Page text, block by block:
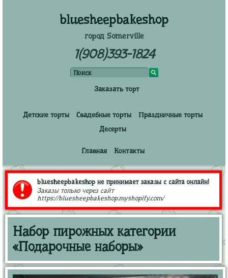
bluesheepbakeshop
город Somerville
1(908)393-1824
Заказать торт
Детские торты Свадебные торты
Праздничные торты
Десерты
Главная Контакты
bluesheepbakeshop не принимает заказы с сайта онлайн!
Заказы только через сайт
https://bluesheepbakeshop.myshopify.com/
Набор пирожных категории
«Подарочные наборы»